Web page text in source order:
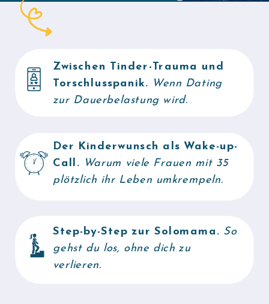
Step-by-Step zur Solomama. So
gehst du los, ohne dich zu
verlieren.
Der Kinderwunsch als Wake-up-
Call.
Warum viele Frauen mit 35
plötzlich ihr Leben umkrempeln.
Zwischen Tinder-Trauma und
Torschlusspanik.
Wenn Dating
zur Dauerbelastung wird.